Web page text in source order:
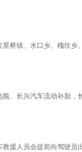
桥镇、水口乡、槐坎乡
、长兴汽车流动补胎，
援人员会提前向驾驶员